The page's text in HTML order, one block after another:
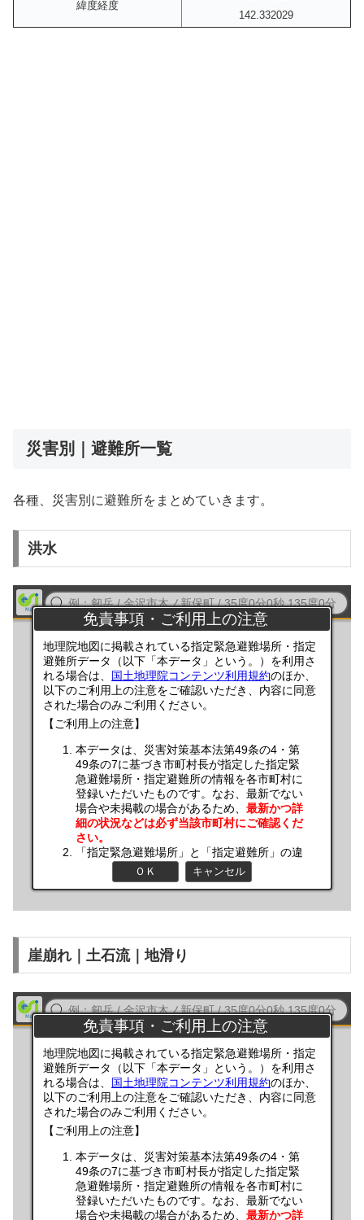
緯度経度
142.332029
災害別｜避難所一覧
各種、災害別に避難所をまとめていきます。
洪水
崖崩れ｜土石流｜地滑り